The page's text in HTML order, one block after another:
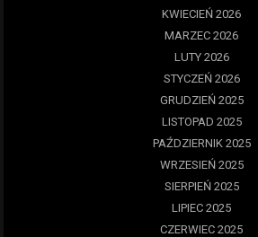
KWIECIEŃ 2026
MARZEC 2026
LUTY 2026
STYCZEŃ 2026
GRUDZIEŃ 2025
LISTOPAD 2025
PAŹDZIERNIK 2025
WRZESIEŃ 2025
SIERPIEŃ 2025
LIPIEC 2025
CZERWIEC 2025